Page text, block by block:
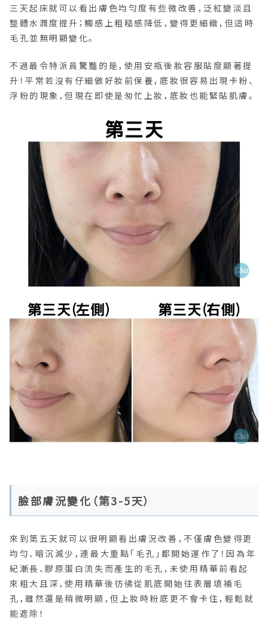
三天起床就可以看出膚色均勻度有些微改善，泛紅變淡且
整體水潤度提升；觸感上粗糙感降低，變得更細緻，但這時
毛孔並無明顯變化。
不過最令特派員驚豔的是，使用安瓶後妝容服貼度顯著提
升！平常若沒有仔細做好妝前保養，底妝很容易出現卡粉、
浮粉的現象，但現在即使是匆忙上妝，底妝也能緊貼肌膚。
臉部膚況變化（第3-5天）
來到第五天就可以很明顯看出膚況改善，不僅膚色變得更
均勻、暗沉減少，連最大重點「毛孔」都開始運作了！因為年
紀漸長、膠原蛋白流失而產生的毛孔，未使用精華前看起
來粗大且深，使用精華後彷彿從肌底開始往表層填補毛
孔，雖然還是稍微明顯，但上妝時粉底更不會卡住，輕鬆就
能遮除！